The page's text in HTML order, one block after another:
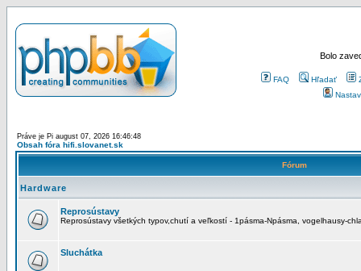
Bolo
FAQ Hľadať
Práve je Pi august 07, 2026 16:46:48
Obsah fóra hifi.slovanet.sk
Fórum
Hardware
Reprosústavy
Reprosústavy všetkých typov,chutí a veľkostí - 1pásma-Npásma, vogelhausy-
Sluchátka